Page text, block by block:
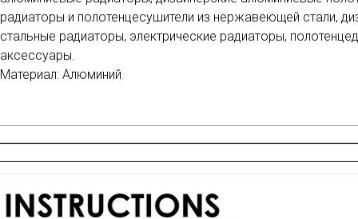
радиаторы и полотенцесушители из нержавеющей стали,
стальные радиаторы, электрические радиаторы,
аксессуары.
Материал: Алюминий